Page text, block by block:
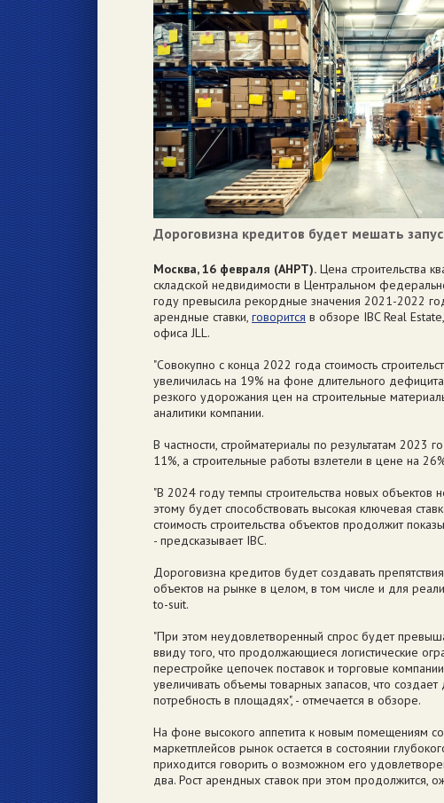
Дороговизна кредитов будет мешать
Москва, 16 февраля (АНРТ). Цена строительства
складской недвидимости в Центральном
году превысила рекордные значения 2021-2022
арендные ставки, говорится в обзоре IBC Real
офиса JLL.
"Совокупно с конца 2022 года стоимость
увеличилась на 19% на фоне длительного
резкого удорожания цен на строительные
аналитики компании.
В частности, стройматериалы по результатам 2023
11%, а строительные работы взлетели в цене на
"В 2024 году темпы строительства новых объектов
этому будет способствовать высокая ключевая
стоимость строительства объектов продолжит
- предсказывает IBC.
Дороговизна кредитов будет создавать
объектов на рынке в целом, в том числе и для
to-suit.
"При этом неудовлетворенный спрос будет
ввиду того, что продолжающиеся логистические
перестройке цепочек поставок и торговые
увеличивать объемы товарных запасов, что
потребность в площадях", - отмечается в обзоре.
На фоне высокого аппетита к новым помещениям
маркетплейсов рынок остается в состоянии
приходится говорить о возможном его
два. Рост арендных ставок при этом продолжится,